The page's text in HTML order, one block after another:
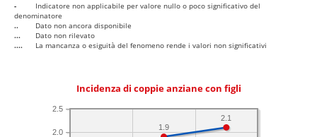
-
Indicatore non applicabile per valore nullo o poco significativo del
denominatore
..
Dato non ancora disponibile
...
Dato non rilevato
....
La mancanza o esiguità del fenomeno rende i valori non significativi
Incidenza di coppie anziane con figli
2.0
2.5
2.1
1.9